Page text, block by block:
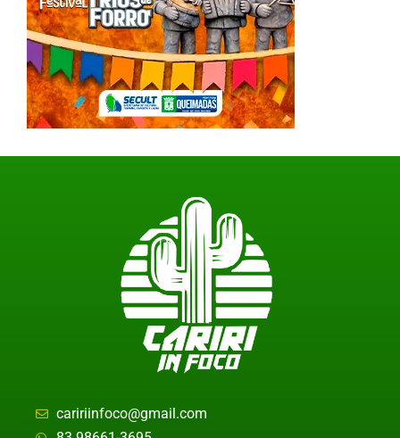
caririinfoco@gmail.com